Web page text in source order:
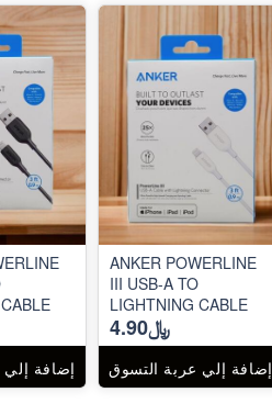
إضافة
ANKER POWERLINE
III USB-A TO
LIGHTNING CABLE
﷼4.90
إضافة إلي عربة التسوق